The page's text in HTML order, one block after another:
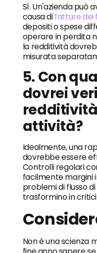
Sì. Un'azienda può
causa difatture dei
depositi o spese
operare in perdita
la redditività
misurata
5. Con
dovrei
attività?
Idealmente, una
dovrebbe essere
Controlli regolari
facilmente margini
problemi di flusso
trasformino in
Non è una scienza